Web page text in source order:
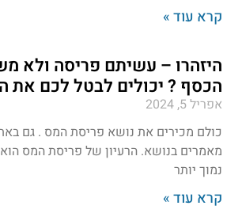
קרא עוד »
היזהרו – עשיתם פריסה ולא
הכסף ? יכולים לבטל לכם את
אפריל 5, 2024
כולם מכירים את נושא פריסת המס . גם
מאמרים בנושא. הרעיון של פריסת המס
נמוך יותר
קרא עוד »